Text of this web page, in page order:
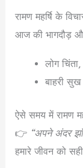
रामण महर्षि के
आज की भागदौड़
लोग
बाहरी
ऐसे समय में रामण
👉 “अपने अंदर
हमारे जीवन को